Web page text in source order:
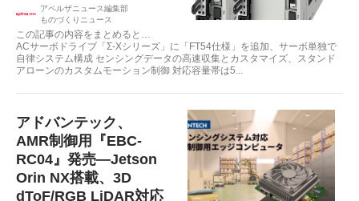
アペルザニュース編集部
ものづくりニュース
この記事の内容をまとめると…
ACサーボドライブ「Σ-Xシリーズ」に「FT54仕様」を追加、サーボ単独で
自律システム構成 センシングデータの高速収集とカスタマイズ、スタンド
アローンのカスタムモーション制御 対応容量帯は5...
アドバンテック、
AMR制御用『EBC-
RC04』発売—Jetson
Orin NX搭載、3D
dToF/RGB LiDAR対応